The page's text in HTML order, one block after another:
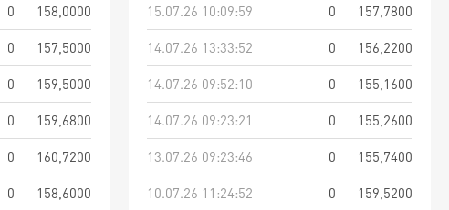
0
158,0000
0
157,5000
0
159,5000
0
159,6800
0
160,7200
0
158,6000
15.07.26 10:09:59
0
157,7800
14.07.26 13:33:52
0
156,2200
14.07.26 09:52:10
0
155,1600
14.07.26 09:23:21
0
155,2600
13.07.26 09:23:46
0
155,7400
10.07.26 11:24:52
0
159,5200